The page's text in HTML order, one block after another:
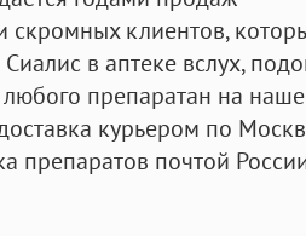
скромных клиентов,
в аптеке вслух,
препаратан на
курьером по
препаратов почтой